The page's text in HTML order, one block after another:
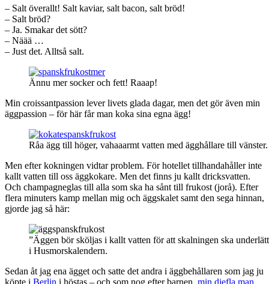
– Salt överallt! Salt kaviar, salt bacon, salt bröd!
– Salt bröd?
– Ja. Smakar det sött?
– Näää …
– Just det. Alltså salt.
Ännu mer socker och fett! Raaap!
Min croissantpassion lever livets glada dagar, men det gör även min
äggpassion – för här får man koka sina egna ägg!
Råa ägg till höger, vahaaarmt vatten med ägghållare till vänster.
Men efter kokningen vidtar problem. För hotellet tillhandahåller inte
kallt vatten till oss äggkokare. Men det finns ju kallt dricksvatten.
Och champagneglas till alla som ska ha sånt till frukost (jorå). Efter
flera minuters kamp mellan mig och äggskalet samt den sega hinnan,
gjorde jag så här:
”Äggen bör sköljas i kallt vatten för att skalningen ska
i Husmorskalendern.
Sedan åt jag ena ägget och satte det andra i äggbehållaren som jag ju
köpte i Berlin i höstas – och som nog efter barnen, min djefla man